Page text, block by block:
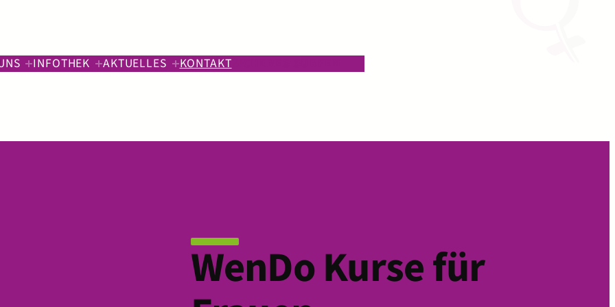
INFOTHEK AKTUELLES KONTAKTSICHERES SURFEN
WenDo Kurse für